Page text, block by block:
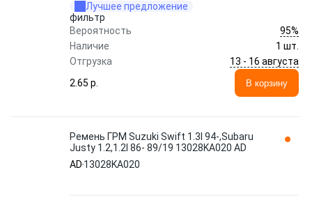
Лучшее предложение
фильтр
Вероятность
95%
Наличие
1 шт.
Отгрузка
13 - 16 августа
2.65 p.
В корзину
Ремень ГРМ Suzuki Swift 1.3I 94-,Subaru
Justy 1.2,1.2I 86- 89/19 13028KA020 AD
AD 13028KA020